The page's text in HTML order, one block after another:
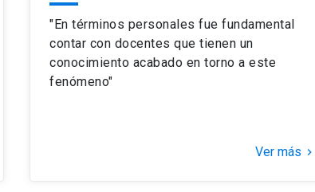
"En términos personales fue fundamental
contar con docentes que tienen un
conocimiento acabado en torno a este
fenómeno"
Ver más keyboard_arrow_right